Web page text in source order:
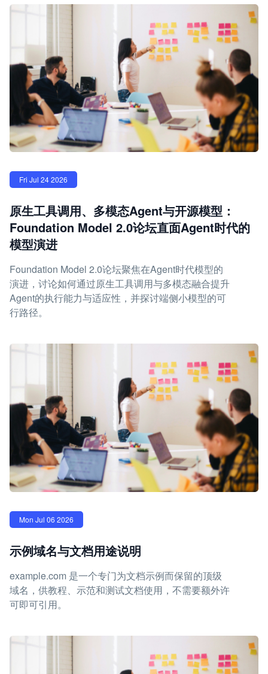
Fri Jul 24 2026
原生工具调用、多模态Agent与开源模型：
Foundation Model 2.0论坛直面Agent时代的
模型演进
Foundation Model 2.0论坛聚焦在Agent时代模型的
演进，讨论如何通过原生工具调用与多模态融合提升
Agent的执行能力与适应性，并探讨端侧小模型的可
行路径。
Mon Jul 06 2026
示例域名与文档用途说明
example.com 是一个专门为文档示例而保留的顶级
域名，供教程、示范和测试文档使用，不需要额外许
可即可引用。